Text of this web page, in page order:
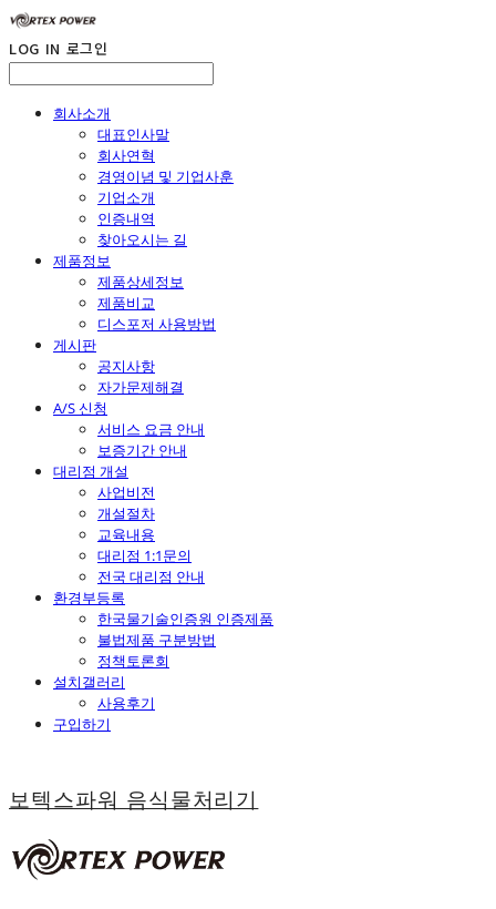
LOG IN 로그인
회사소개
대표인사말
회사연혁
경영이념 및 기업사훈
기업소개
인증내역
찾아오시는 길
제품정보
제품상세정보
제품비교
디스포저 사용방법
게시판
공지사항
자가문제해결
A/S 신청
서비스 요금 안내
보증기간 안내
대리점 개설
사업비전
개설절차
교육내용
대리점 1:1문의
전국 대리점 안내
환경부등록
한국물기술인증원 인증제품
불법제품 구분방법
정책토론회
설치갤러리
사용후기
구입하기
보텍스파워 음식물처리기